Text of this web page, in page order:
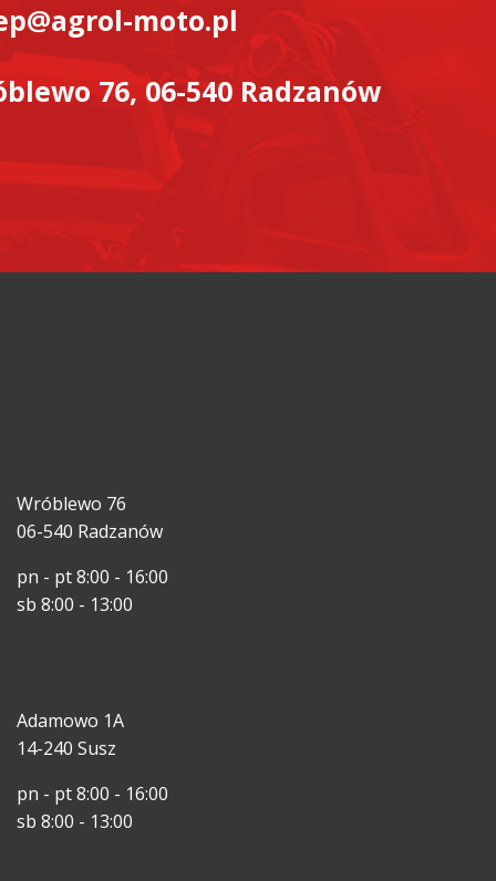
moto.pl
76, 06-540 Radzanów
Wróblewo 76
06-540 Radzanów
pn - pt 8:00 - 16:00
sb 8:00 - 13:00
Adamowo 1A
14-240 Susz
pn - pt 8:00 - 16:00
sb 8:00 - 13:00